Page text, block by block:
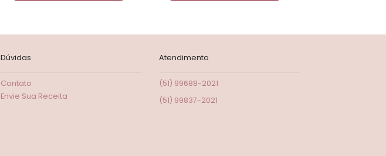
Dúvidas
Contato
Envie Sua Receita
Atendimento
(51) 99688-2021
(51) 99837-2021